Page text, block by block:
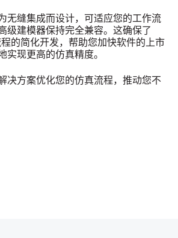
无缝集成而设计，可适应您的工作流
级建模器保持完全兼容。这确保了
的简化开发，帮助您加快软件的上市
实现更高的仿真精度。
决方案优化您的仿真流程，推动您不